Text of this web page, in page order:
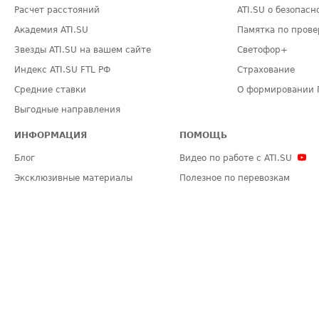
Расчет расстояний
Академия ATI.SU
Звезды ATI.SU на вашем сайте
Индекс ATI.SU FTL РФ
Средние ставки
Выгодные направления
ATI.SU о
Памятка по
Светофор+
Страхование
О формировании
ИНФОРМАЦИЯ
Блог
Эксклюзивные материалы
ПОМОЩЬ
Видео по работе с ATI.SU
Полезное по перевозкам